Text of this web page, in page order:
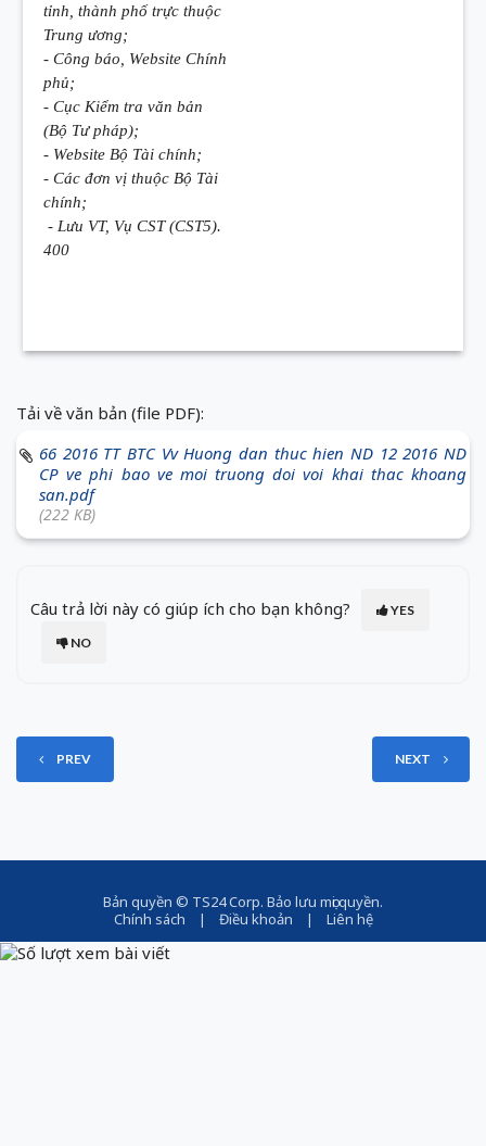
tỉnh, thành phố trực thuộc
Trung ương;
- Công báo, Website Chính
phủ;
- Cục Kiểm tra văn bản
(Bộ Tư pháp);
- Website Bộ Tài chính;
- Các đơn vị thuộc Bộ Tài
chính;
- Lưu VT, Vụ CST (CST5).
400
Tải về văn bản (file PDF):
66 2016 TT BTC Vv Huong dan thuc hien ND 12 2016 ND
CP ve phi bao ve moi truong doi voi khai thac khoang
san.pdf
(222 KB)
Câu trả lời này có giúp ích cho bạn không?
YES
NO
PREV NEXT
Bản quyền © TS24 Corp. Bảo lưu mọi quyền.
Chính sách | Điều khoản | Liên hệ